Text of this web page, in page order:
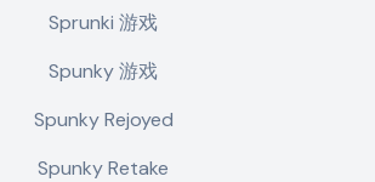
Sprunki 游戏
Spunky 游戏
Spunky Rejoyed
Spunky Retake